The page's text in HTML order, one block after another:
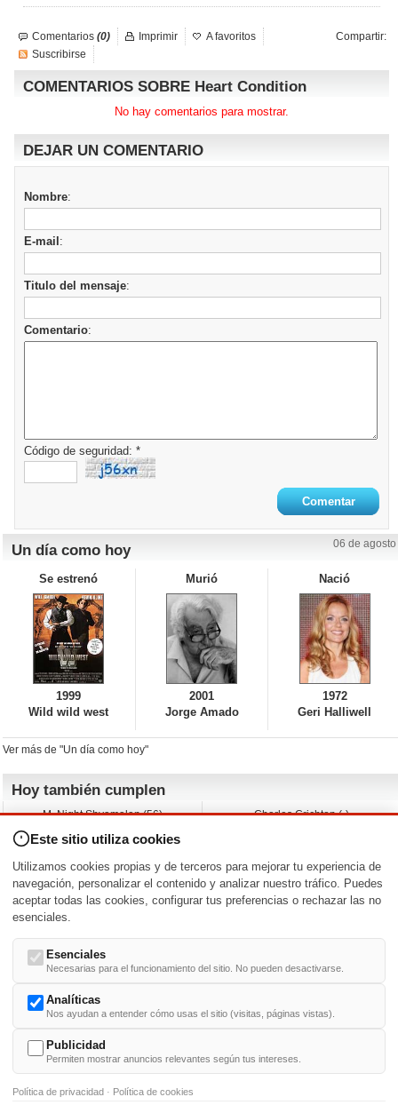
Comentarios (0) Compartir:
Imprimir
A favoritos
Suscribirse
COMENTARIOS SOBRE Heart Condition
No hay comentarios para mostrar.
DEJAR UN COMENTARIO
Nombre:
E-mail :
Titulo del mensaje:
Comentario:
Código de seguridad: *
Un día como hoy 06 de agosto
Se estrenó
1999
Wild wild west
Murió
2001
Jorge Amado
Nació
1972
Geri Halliwell
Ver más de "Un día como hoy"
Hoy también cumplen
M. Night Shyamalan (56)
Andy Warhol (98)
Melissa George (50)
Vera Farmiga (53)
Charles Crichton (-)
Jeremy Ratchford (61)
Jason O’Mara (54)
Nacimientos y estrenos en la fecha
DD/MM /
-U- V- W- X - -
Este sitio utiliza cookies
Utilizamos cookies propias y de terceros para mejorar tu experiencia de
navegación, personalizar el contenido y analizar nuestro tráfico. Puedes
aceptar todas las cookies, configurar tus preferencias o rechazar las no
esenciales.
Esenciales
Necesarias para el funcionamiento del sitio. No pueden desactivarse.
Analíticas
Nos ayudan a entender cómo usas el sitio (visitas, páginas vistas).
Publicidad
Permiten mostrar anuncios relevantes según tus intereses.
Política de privacidad · Política de cookies